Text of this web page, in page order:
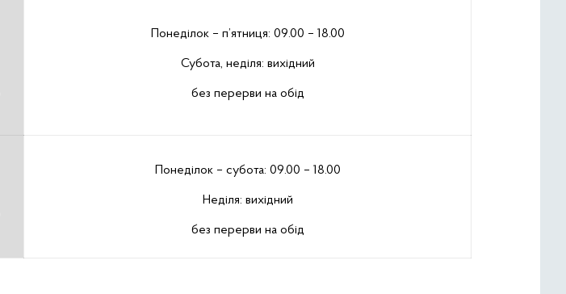
Понеділок – п’ятниця: 09.00 – 18.00
Субота, неділя: вихідний
без перерви на обід
Понеділок – субота: 09.00 – 18.00
Неділя: вихідний
без перерви на обід